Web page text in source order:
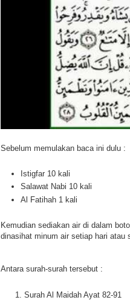
Sebelum memulakan baca ini dulu :
Istigfar 10 kali
Salawat Nabi 10 kali
Al Fatihah 1 kali
Kemudian sediakan air di dalam
dinasihat minum air setiap hari atau
Antara surah-surah tersebut :
Surah Al Maidah Ayat 82-91